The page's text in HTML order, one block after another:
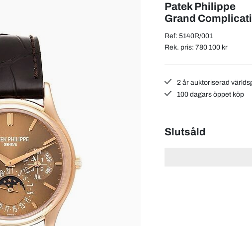
Patek Philippe
Grand
Ref: 5140R/001
Rek. pris: 780 100 kr
2 år auktoriserad
100 dagars öppet köp
Slutsåld